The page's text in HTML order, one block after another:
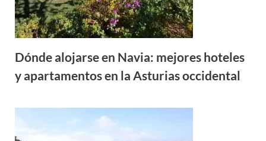
Dónde alojarse en Navia: mejores hoteles
y apartamentos en la Asturias occidental